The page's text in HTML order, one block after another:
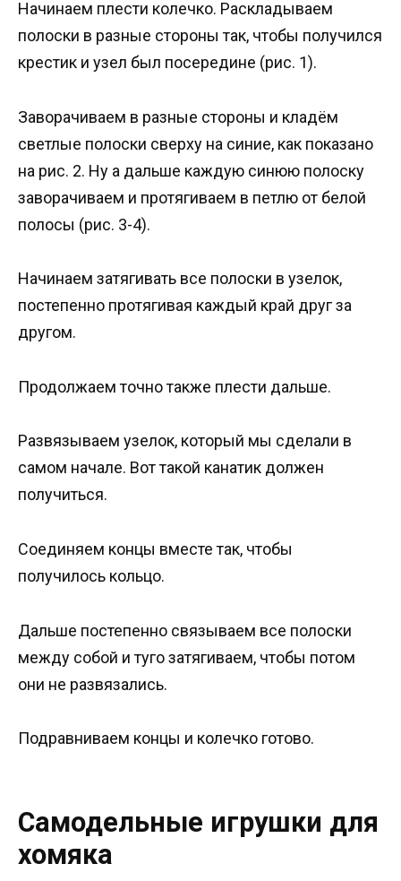
Начинаем плести колечко. Раскладываем
полоски в разные стороны так, чтобы получился
крестик и узел был посередине (рис. 1).
Заворачиваем в разные стороны и кладём
светлые полоски сверху на синие, как показано
на рис. 2. Ну а дальше каждую синюю полоску
заворачиваем и протягиваем в петлю от белой
полосы (рис. 3-4).
Начинаем затягивать все полоски в узелок,
постепенно протягивая каждый край друг за
другом.
Продолжаем точно также плести дальше.
Развязываем узелок, который мы сделали в
самом начале. Вот такой канатик должен
получиться.
Соединяем концы вместе так, чтобы
получилось кольцо.
Дальше постепенно связываем все полоски
между собой и туго затягиваем, чтобы потом
они не развязались.
Подравниваем концы и колечко готово.
Самодельные игрушки для
хомяка